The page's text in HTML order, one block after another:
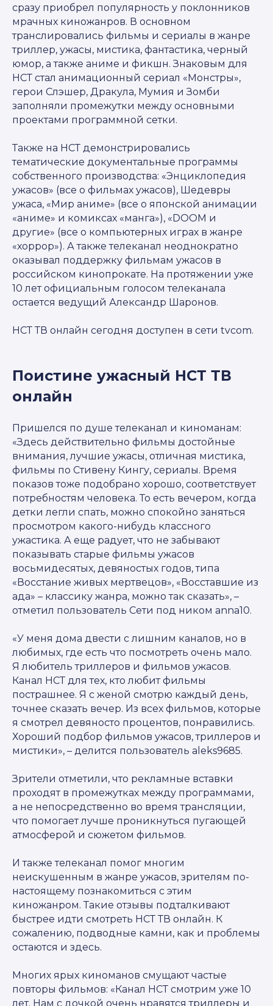
сразу приобрел популярность у поклонников
мрачных киножанров. В основном
транслировались фильмы и сериалы в жанре
триллер, ужасы, мистика, фантастика, черный
юмор, а также аниме и фикшн. Знаковым для
НСТ стал анимационный сериал «Монстры»,
герои Слэшер, Дракула, Мумия и Зомби
заполняли промежутки между основными
проектами программной сетки.
Также на НСТ демонстрировались
тематические документальные программы
собственного производства: «Энциклопедия
ужасов» (все о фильмах ужасов), Шедевры
ужаса, «Мир аниме» (все о японской анимации
«аниме» и комиксах «манга»), «DOOM и
другие» (все о компьютерных играх в жанре
«хоррор»). А также телеканал неоднократно
оказывал поддержку фильмам ужасов в
российском кинопрокате. На протяжении уже
10 лет официальным голосом телеканала
остается ведущий Александр Шаронов.
НСТ ТВ онлайн сегодня доступен в сети tvcom.
Поистине ужасный НСТ ТВ
онлайн
Пришелся по душе телеканал и киноманам:
«Здесь действительно фильмы достойные
внимания, лучшие ужасы, отличная мистика,
фильмы по Стивену Кингу, сериалы. Время
показов тоже подобрано хорошо, соответствует
потребностям человека. То есть вечером, когда
детки легли спать, можно спокойно заняться
просмотром какого-нибудь классного
ужастика. А еще радует, что не забывают
показывать старые фильмы ужасов
восьмидесятых, девяностых годов, типа
«Восстание живых мертвецов», «Восставшие из
ада» – классику жанра, можно так сказать», –
отметил пользователь Сети под ником anna10.
«У меня дома двести с лишним каналов, но в
любимых, где есть что посмотреть очень мало.
Я любитель триллеров и фильмов ужасов.
Канал НСТ для тех, кто любит фильмы
пострашнее. Я с женой смотрю каждый день,
точнее сказать вечер. Из всех фильмов, которые
я смотрел девяносто процентов, понравились.
Хороший подбор фильмов ужасов, триллеров и
мистики», – делится пользователь aleks9685.
Зрители отметили, что рекламные вставки
проходят в промежутках между программами,
а не непосредственно во время трансляции,
что помогает лучше проникнуться пугающей
атмосферой и сюжетом фильмов.
И также телеканал помог многим
неискушенным в жанре ужасов, зрителям по-
настоящему познакомиться с этим
киножанром. Такие отзывы подталкивают
быстрее идти смотреть НСТ ТВ онлайн. К
сожалению, подводные камни, как и проблемы
остаются и здесь.
Многих ярых киноманов смущают частые
повторы фильмов: «Канал НСТ смотрим уже 10
лет. Нам с дочкой очень нравятся триллеры и